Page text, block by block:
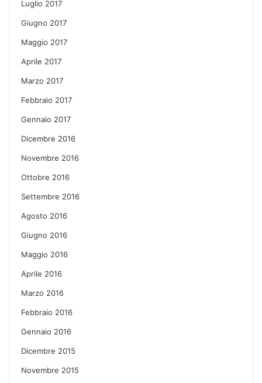
Luglio 2017
Giugno 2017
Maggio 2017
Aprile 2017
Marzo 2017
Febbraio 2017
Gennaio 2017
Dicembre 2016
Novembre 2016
Ottobre 2016
Settembre 2016
Agosto 2016
Giugno 2016
Maggio 2016
Aprile 2016
Marzo 2016
Febbraio 2016
Gennaio 2016
Dicembre 2015
Novembre 2015